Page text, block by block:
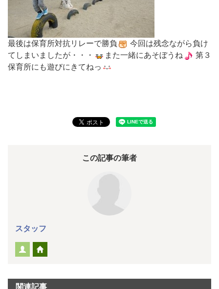
最後は保育所対抗リレーで勝負
今回は残念ながら負け
てしまいましたが・・・
また一緒にあそぼうね
第３
保育所にも遊びにきてねっ
この記事の筆者
スタッフ
関連記事